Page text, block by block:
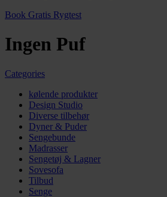
Book Gratis Rygtest
Ingen Puf
Categories
kølende produkter
Design Studio
Diverse tilbehør
Dyner & Puder
Sengebunde
Madrasser
Sengetøj & Lagner
Sovesofa
Tilbud
Senge